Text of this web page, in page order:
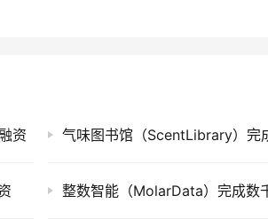
资 气味图书馆（ScentLibrary）完
整数智能（MolarData）完成数